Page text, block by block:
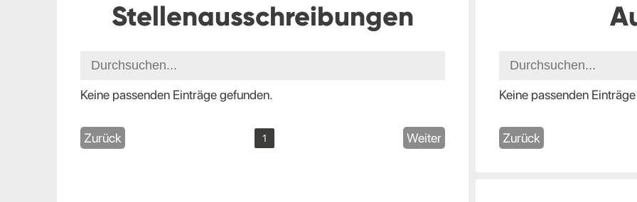
Stellenausschreibungen
Keine passenden Einträge gefunden.
Zurück 1 Weiter
Keine passenden
Zurück